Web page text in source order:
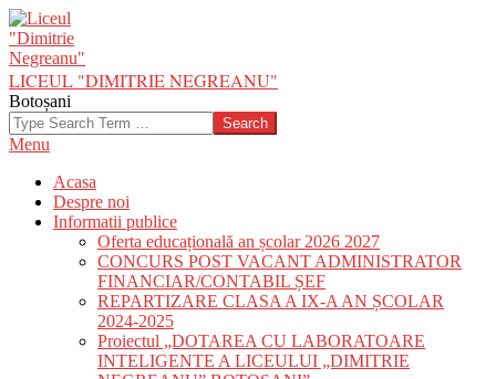
Skip
to
content
LICEUL "DIMITRIE NEGREANU"
Botoșani
Search
Primary
Menu
Menu
Acasa
Despre noi
Informatii publice
Oferta educațională an școlar 2026 2027
CONCURS POST VACANT ADMINISTRATOR
FINANCIAR/CONTABIL ȘEF
REPARTIZARE CLASA A IX-A AN ȘCOLAR
2024-2025
Proiectul „DOTAREA CU LABORATOARE
INTELIGENTE A LICEULUI „DIMITRIE